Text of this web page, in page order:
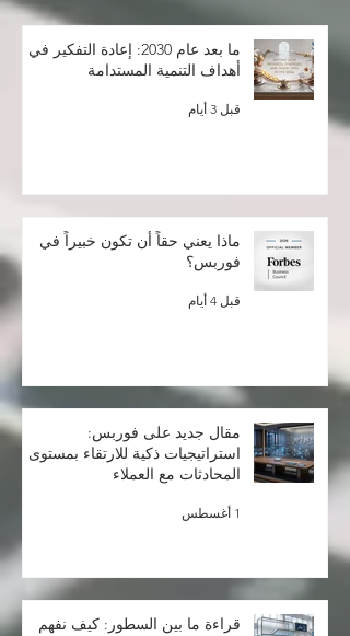
ما بعد عام 2030: إعادة التفكير في
أهداف التنمية المستدامة
ماذا يعني حقاً أن تكون خبيراً في
فوربس؟
مقال جديد على فوربس:
استراتيجيات ذكية للارتقاء بمستوى
المحادثات مع العملاء